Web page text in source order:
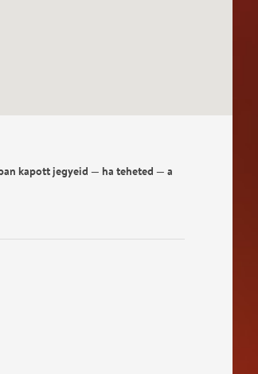
kapott jegyeid — ha teheted — a